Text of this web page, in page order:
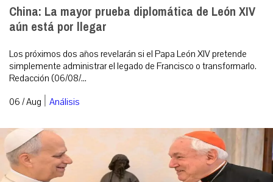
China: La mayor prueba diplomática de León XIV
aún está por llegar
Los próximos dos años revelarán si el Papa León XIV pretende
simplemente administrar el legado de Francisco o transformarlo.
Redacción (06/08/...
06 / Aug | Análisis